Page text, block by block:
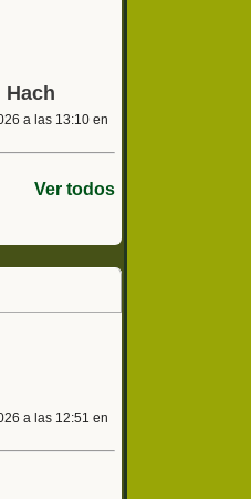
Hach
a las 13:10 en
Ver todos
a las 12:51 en